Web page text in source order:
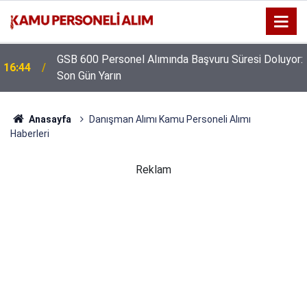
16:44
GSB 600 Personel Alımında Başvuru Süresi Doluyor:
Son Gün Yarın
Anasayfa
Danışman Alımı Kamu Personeli Alımı
Haberleri
Reklam